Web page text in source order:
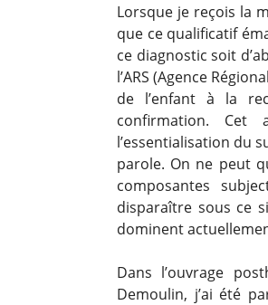
Lorsque je reçois la
que ce qualificatif
ce diagnostic soit
l’ARS (Agence
de l’enfant à la
confirmation.
l’essentialisation du
parole. On ne peut
composantes
disparaître sous ce
dominent
Dans l’ouvrage
Demoulin, j’ai été